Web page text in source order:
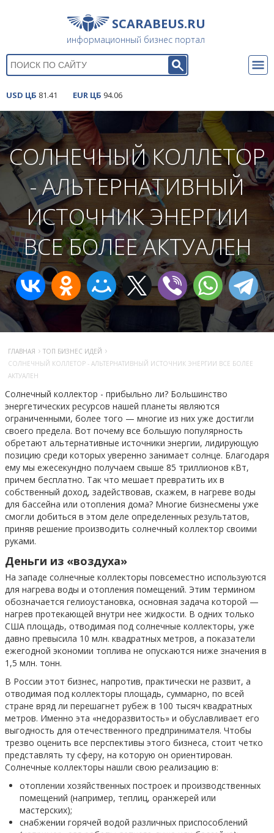
SCARABEUS.RU
информационный бизнес портал
USD ЦБ 81.41 EUR ЦБ 94.06
СОЛНЕЧНЫЙ КОЛЛЕТОР
- АЛЬТЕРНАТИВНЫЙ
ИСТОЧНИК ЭНЕРГИИ
ВСЕ БОЛЕЕ АКТУАЛЕН
ГЛАВНАЯ › ТОП БИЗНЕС ИДЕЙ ›
СОЛНЕЧНЫЙ КОЛЛЕТОР - АЛЬТЕРНАТИВНЫЙ ИСТОЧНИК ЭНЕРГИИ ВСЕ БОЛЕЕ
АКТУАЛЕН
Солнечный коллектор - прибыльно ли? Большинство
энергетических ресурсов нашей планеты являются
ограниченными, более того — многие из них уже достигли
своего предела. Вот почему все большую популярность
обретают альтернативные источники энергии, лидирующую
позицию среди которых уверенно занимает солнце. Благодаря
ему мы ежесекундно получаем свыше 85 триллионов кВт,
причем бесплатно. Так что мешает превратить их в
собственный доход, задействовав, скажем, в нагреве воды
для бассейна или отопления дома? Многие бизнесмены уже
смогли добиться в этом деле определенных результатов,
приняв решение производить солнечный коллектор своими
руками.
Деньги из «воздуха»
На западе солнечные коллекторы повсеместно используются
для нагрева воды и отопления помещений. Этим термином
обозначается гелиоустановка, основная задача которой —
нагрев протекающей внутри нее жидкости. В одних только
США площадь, отводимая под солнечные коллекторы, уже
давно превысила 10 млн. квадратных метров, а показатели
ежегодной экономии топлива не опускаются ниже значения в
1,5 млн. тонн.
В России этот бизнес, напротив, практически не развит, а
отводимая под коллекторы площадь, суммарно, по всей
стране вряд ли перешагнет рубеж в 100 тысяч квадратных
метров. Именно эта «недоразвитость» и обуславливает его
выгодность для отечественного предпринимателя. Чтобы
трезво оценить все перспективы этого бизнеса, стоит четко
представлять ту сферу, на которую он ориентирован.
Солнечные коллекторы нашли свою реализацию в:
отоплении хозяйственных построек и производственных
помещений (например, теплиц, оранжерей или
мастерских);
снабжении горячей водой различных приспособлений